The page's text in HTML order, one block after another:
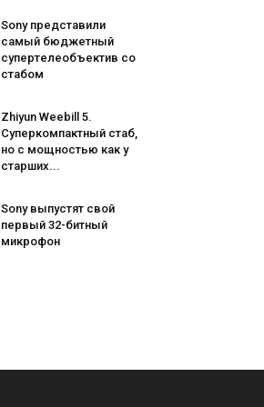
Sony представили
самый бюджетный
супертелеобъектив со
стабом
Zhiyun Weebill 5.
Cуперкомпактный стаб,
но с мощностью как у
старших...
Sony выпустят свой
первый 32-битный
микрофон